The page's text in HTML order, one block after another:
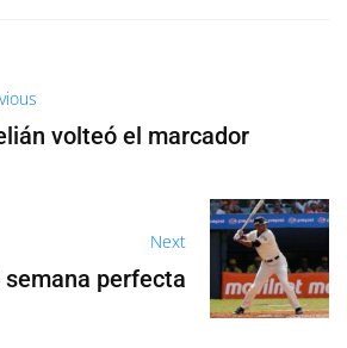
volteó el marcador
Next
perfecta